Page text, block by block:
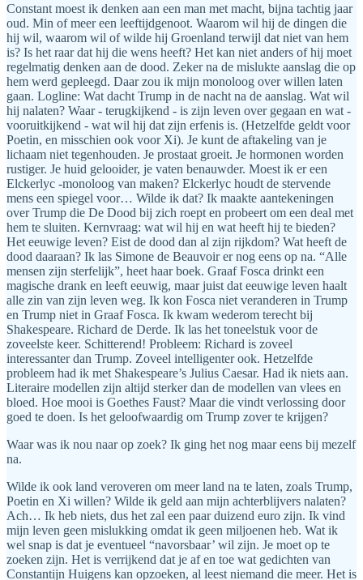
Constant moest ik denken aan een man met macht, bijna tachtig jaar
oud. Min of meer een leeftijdgenoot. Waarom wil hij de dingen die
hij wil, waarom wil of wilde hij Groenland terwijl dat niet van hem
is? Is het raar dat hij die wens heeft? Het kan niet anders of hij moet
regelmatig denken aan de dood. Zeker na de mislukte aanslag die op
hem werd gepleegd. Daar zou ik mijn monoloog over willen laten
gaan. Logline: Wat dacht Trump in de nacht na de aanslag. Wat wil
hij nalaten? Waar - terugkijkend - is zijn leven over gegaan en wat -
vooruitkijkend - wat wil hij dat zijn erfenis is. (Hetzelfde geldt voor
Poetin, en misschien ook voor Xi). Je kunt de aftakeling van je
lichaam niet tegenhouden. Je prostaat groeit. Je hormonen worden
rustiger. Je huid gelooider, je vaten benauwder. Moest ik er een
Elckerlyc -monoloog van maken? Elckerlyc houdt de stervende
mens een spiegel voor… Wilde ik dat? Ik maakte aantekeningen
over Trump die De Dood bij zich roept en probeert om een deal met
hem te sluiten. Kernvraag: wat wil hij en wat heeft hij te bieden?
Het eeuwige leven? Eist de dood dan al zijn rijkdom? Wat heeft de
dood daaraan? Ik las Simone de Beauvoir er nog eens op na. “Alle
mensen zijn sterfelijk”, heet haar boek. Graaf Fosca drinkt een
magische drank en leeft eeuwig, maar juist dat eeuwige leven haalt
alle zin van zijn leven weg. Ik kon Fosca niet veranderen in Trump
en Trump niet in Graaf Fosca. Ik kwam wederom terecht bij
Shakespeare. Richard de Derde. Ik las het toneelstuk voor de
zoveelste keer. Schitterend! Probleem: Richard is zoveel
interessanter dan Trump. Zoveel intelligenter ook. Hetzelfde
probleem had ik met Shakespeare’s Julius Caesar. Had ik niets aan.
Literaire modellen zijn altijd sterker dan de modellen van vlees en
bloed. Hoe mooi is Goethes Faust? Maar die vindt verlossing door
goed te doen. Is het geloofwaardig om Trump zover te krijgen?
Waar was ik nou naar op zoek? Ik ging het nog maar eens bij mezelf
na.
Wilde ik ook land veroveren om meer land na te laten, zoals Trump,
Poetin en Xi willen? Wilde ik geld aan mijn achterblijvers nalaten?
Ach… Ik heb niets, dus het zal een paar duizend euro zijn. Ik vind
mijn leven geen mislukking omdat ik geen miljoenen heb. Wat ik
wel snap is dat je eventueel “navorsbaar’ wil zijn. Je moet op te
zoeken zijn. Het is verrijkend dat je af en toe wat gedichten van
Constantijn Huigens kan opzoeken, al leest niemand die meer. Het is